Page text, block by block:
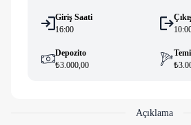
Giriş Saati
16:00
Depozito
₺3.000,00
Açıklama